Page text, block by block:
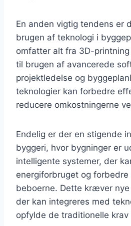
En anden vigtig tendens er
brugen af teknologi i
omfatter alt fra 3D-
til brugen af avancerede
projektledelse og
teknologier kan forbedre
reducere omkostningerne
Endelig er der en stigende
byggeri, hvor bygninger er
intelligente systemer, der
energiforbruget og
beboerne. Dette kræver
der kan integreres med
opfylde de traditionelle krav